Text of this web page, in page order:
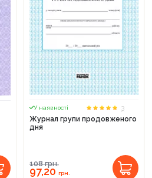
У наявності
3
Журнал групи продовженого
дня
108грн.
97,20 грн.